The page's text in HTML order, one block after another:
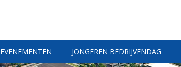
EVENEMENTEN JONGEREN BEDRIJVENDAG